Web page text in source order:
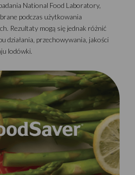
National Food Laboratory,
podczas użytkowania
Rezultaty mogą się jednak różnić
działania, przechowywania, jakości
lodówki.